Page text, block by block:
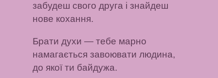
забудеш свого друга і знайдеш
нове кохання.
Брати духи — тебе марно
намагається завоювати людина,
до якої ти байдужа.